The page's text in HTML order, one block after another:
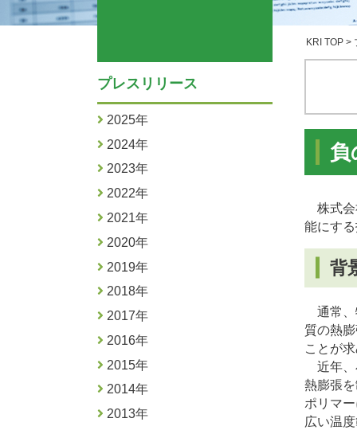
KRI TOP >
負
株式会
能にす
背
通常、
質の熱
ことが
近年、
熱膨張
ポリマ
広い温
プレスリリース
2025年
2024年
2023年
2022年
2021年
2020年
2019年
2018年
2017年
2016年
2015年
2014年
2013年